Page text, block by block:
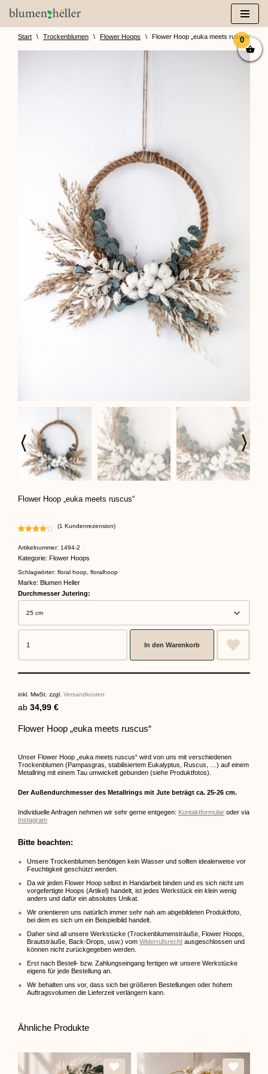
Zum
InhaltStart \ Trockenblumen \ Flower Hoops \ Flower Hoop „euka meets ruscus“
Flower Hoop „euka meets ruscus“
mit
4.00
von 5,
basierend
Kundenbewertung
(1 Kundenrezension)
Artikelnummer: 1494-2
Kategorie: Flower Hoops
Schlagwörter: floral hoop floralhoop
Marke: Blumen Heller
Durchmesser Jutering:
In den Warenkorb
inkl. MwSt. zzgl. Versandkosten
ab 34,99 €
Flower Hoop „euka meets ruscus“
Unser Flower Hoop „euka meets ruscus“ wird von uns mit verschiedenen
Trockenblumen (Pampasgras, stabilisiertem Eukalyptus, Ruscus, …) auf einem
Metallring mit einem Tau umwickelt gebunden (siehe Produktfotos).
Der Außendurchmesser des Metallrings mit Jute beträgt ca. 25-26 cm.
Individuelle Anfragen nehmen wir sehr gerne entgegen: Kontaktformular oder via
Instagram
Bitte beachten:
Unsere Trockenblumen benötigen kein Wasser und sollten idealerweise vor
Feuchtigkeit geschützt werden.
Da wir jeden Flower Hoop selbst in Handarbeit binden und es sich nicht um
vorgefertigte Hoops (Artikel) handelt, ist jedes Werkstück ein klein wenig
anders und dafür ein absolutes Unikat.
Wir orientieren uns natürlich immer sehr nah am abgebildeten Produktfoto,
bei dem es sich um ein Beispielbild handelt.
Daher sind all unsere Werkstücke (Trockenblumensträuße, Flower Hoops,
Brautsträuße, Back-Drops, usw.) vom Widerrufsrecht ausgeschlossen und
können nicht zurückgegeben werden.
Erst nach Bestell- bzw. Zahlungseingang fertigen wir unsere Werkstücke
eigens für jede Bestellung an.
Wir behalten uns vor, dass sich bei größeren Bestellungen oder hohem
Auftragsvolumen die Lieferzeit verlängern kann.
Ähnliche Produkte
0